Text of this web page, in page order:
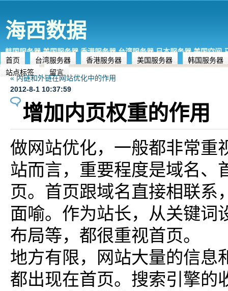
海西数据
韩国服务器,美国服务器,香港服务器,台湾服务器,日本服务器,美国空间
首页
台湾服务器 香港服务器 美国服务器
韩国服务器
站点标签
留言
« 内链和外链在网站优化中的作用
2012-8-1 10:37:59
增加内页权重的作用
做网站优化，一般都非常重
站而言，重要程度是域名、
页。首页跟域名直接相联系
面喻。作为站长，从关键词
布局等，都很重视首页。
地方有限，网站大量的信息
都出现在首页。搜索引擎的